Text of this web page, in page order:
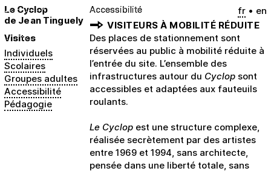
fr en
Le Cyclop
de Jean Tinguely
Visites
Individuels
Scolaires
Groupes adultes
Accessibilité
Pédagogie
Accessibilité
VISITEURS À MOBILITÉ RÉDUITE
Des places de stationnement sont
réservées au public à mobilité réduite à
l’entrée du site. L’ensemble des
infrastructures autour du Cyclopsont
accessibles et adaptées aux fauteuils
roulants.
Le Cyclopest une structure complexe,
réalisée secrètement par des artistes
entre 1969 et 1994, sans architecte,
pensée dans une liberté totale, sans